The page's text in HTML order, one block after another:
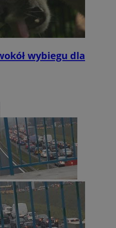
wybiegu dla